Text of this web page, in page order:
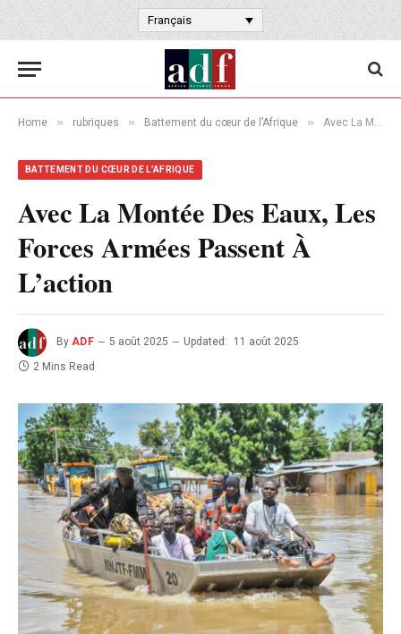
Français
Home » rubriques » Battement du cœur de l’Afrique » Avec La Montée Des Eaux, Les Forces Armées Passent À L’action
BATTEMENT DU CŒUR DE L’AFRIQUE
Avec La Montée Des Eaux, Les
Forces Armées Passent À
L’action
By ADF 5 août 2025 Updated:
11 août 2025
2 Mins Read